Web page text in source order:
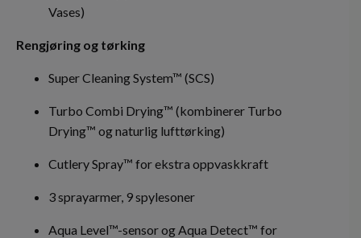
Vases)
Rengjøring og tørking
Super Cleaning System™ (SCS)
Turbo Combi Drying™ (kombinerer Turbo
Drying™ og naturlig lufttørking)
Cutlery Spray™ for ekstra oppvaskkraft
3 sprayarmer, 9 spylesoner
Aqua Level™-sensor og Aqua Detect™ for